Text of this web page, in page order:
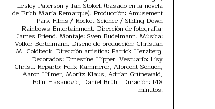
Lesley Paterson y Ian Stokell (basado en la novela
de Erich Maria Remarque). Producción: Amusement
Park Films / Rocket Science / Sliding Down
Rainbows Entertainment. Dirección de fotografía:
James Friend. Montaje: Sven Budelmann. Música:
Volker Bertelmann. Diseño de producción: Christian
M. Goldbeck. Dirección artística: Patrick Herzberg.
Decorados: Ernestine Hipper. Vestuario: Lisy
Christl. Reparto: Felix Kammerer, Albrecht Schuch,
Aaron Hilmer, Moritz Klaus, Adrian Grünewald,
Edin Hasanovic, Daniel Brühl. Duración: 148
minutos.